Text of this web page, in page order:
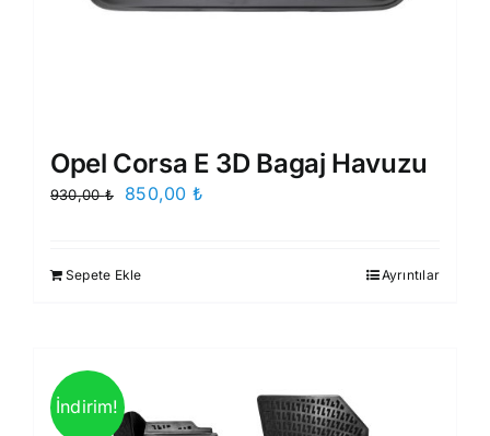
Opel Corsa E 3D Bagaj Havuzu
930,00₺
Orijinal
850,00 ₺
Sepete Ekle Ayrıntılar
İndirim!